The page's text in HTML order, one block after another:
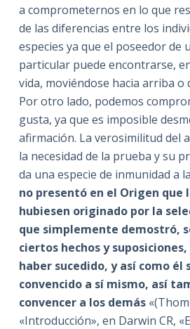
a comprometernos en lo que
de las diferencias entre los
especies ya que el poseedor de
particular puede encontrarse,
vida, moviéndose hacia arriba o
Por otro lado, podemos
gusta, ya que es imposible
afirmación. La verosimilitud del
la necesidad de la prueba y su
da una especie de inmunidad a
no presentó en el Origen que
hubiesen originado por la
que simplemente demostró,
ciertos hechos y
haber sucedido, y así como él
convencido a sí mismo, así
convencer a los demás
«Introducción», en Darwin CR,